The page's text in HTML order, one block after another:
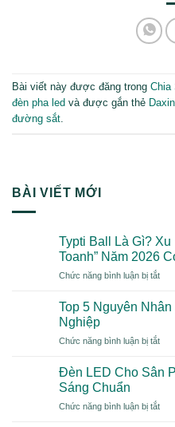
Bài viết này được đăng trong Chia
đèn pha led và được gắn thẻ
đường sắt.
BÀI VIẾT MỚI
Typti Ball Là Gì?
Toanh” Năm 2026
Chức năng bình luận bị tắtở
Ball
Xu
Thể
Top 5 Nguyên
Nghiệp
Chức năng bình luận bị tắtở
5
Gây
Đèn LED Cho Sân
Sáng Chuẩn
Chức năng bình luận bị tắtở